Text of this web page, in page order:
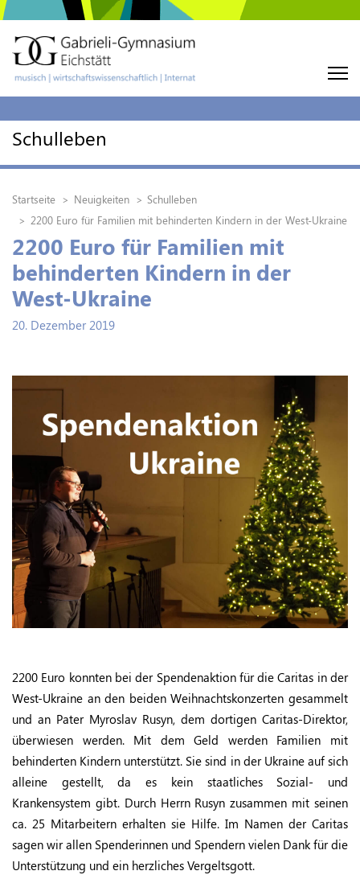
Schulleben
Startseite Neuigkeiten
Schulleben
2200 Euro für Familien mit behinderten Kindern in der West-Ukraine
2200 Euro für Familien mit
behinderten Kindern in der
West-Ukraine
20. Dezember 2019
2200 Euro konnten bei der Spendenaktion für die Caritas in der
West-Ukraine an den beiden Weihnachtskonzerten gesammelt
und an Pater Myroslav Rusyn, dem dortigen Caritas-Direktor,
überwiesen werden. Mit dem Geld werden Familien mit
behinderten Kindern unterstützt. Sie sind in der Ukraine auf sich
alleine gestellt, da es kein staatliches Sozial- und
Krankensystem gibt. Durch Herrn Rusyn zusammen mit seinen
ca. 25 Mitarbeitern erhalten sie Hilfe. Im Namen der Caritas
sagen wir allen Spenderinnen und Spendern vielen Dank für die
Unterstützung und ein herzliches Vergeltsgott.